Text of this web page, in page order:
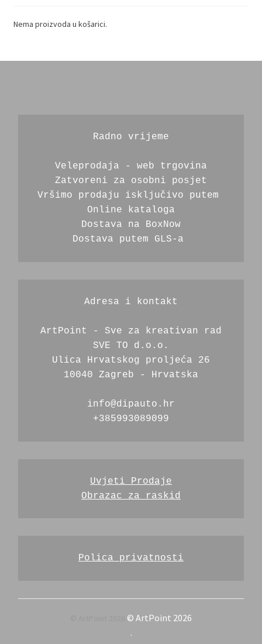
Nema proizvoda u košarici.
Radno vrijeme
Veleprodaja - web trgovina
Zatvoreni za osobni posjet
Vršimo prodaju isključivo putem
Online kataloga
Dostava na BoxNow
Dostava putem GLS-a
Adresa i kontakt
ArtPoint - Sve za kreativan rad
SVE TO d.o.o.
Ulica Hrvatskog proljeća 26
10040 Zagreb - Hrvatska
info@dipauto.hr
+385993089099
Uvjeti Prodaje
Obrazac za raskid
Polica privatnosti
© ArtPoint 2026
.